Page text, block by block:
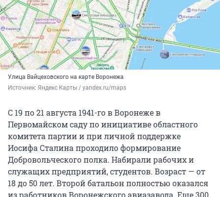
Улица Вайцеховского на карте Воронежа
Источник: Яндекс Карты / yandex.ru/maps
С 19 по 21 августа 1941-го в Воронеже в
Первомайском саду по инициативе областного
комитета партии и при личной поддержке
Иосифа Сталина проходило формирование
Добровольческого полка. Набирали рабочих и
служащих предприятий, студентов. Возраст — от
18 до 50 лет. Второй батальон полностью оказался
из работников Воронежского авиазавода. Еще 300